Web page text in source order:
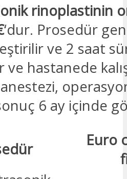
rinoplastinin
‘dur. Prosedür
ve 2 saat
hastanede
6 ay içinde
Euro